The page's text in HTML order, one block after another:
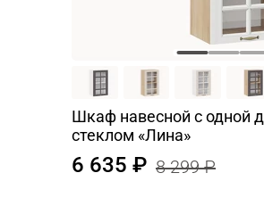
Шкаф навесной c одной
стеклом «Лина»
6 635 8 299